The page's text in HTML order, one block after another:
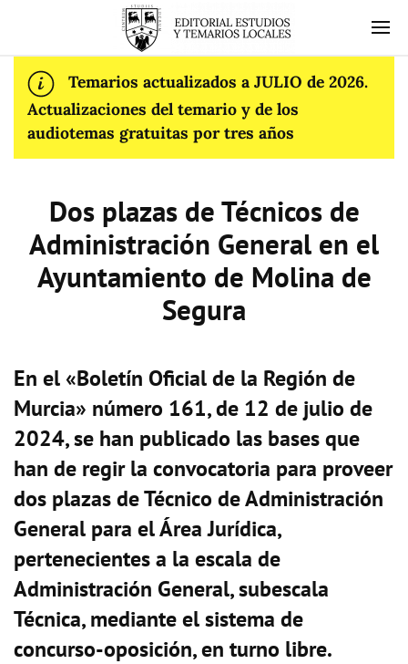
Temarios actualizados a JULIO de 2026.
Actualizaciones del temario y de los
audiotemas gratuitas por tres años
Dos plazas de Técnicos de
Administración General en el
Ayuntamiento de Molina de
Segura
En el «Boletín Oficial de la Región de
Murcia» número 161, de 12 de julio de
2024, se han publicado las bases que
han de regir la convocatoria para proveer
dos plazas de Técnico de Administración
General para el Área Jurídica,
pertenecientes a la escala de
Administración General, subescala
Técnica, mediante el sistema de
concurso-oposición, en turno libre.